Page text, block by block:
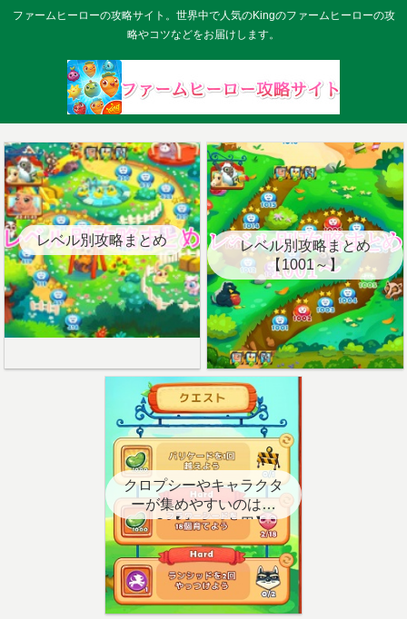
ファームヒーローの攻略サイト。世界中で人気のKingのファームヒーローの攻
略やコツなどをお届けします。
レベル別攻略まとめ
レベル別攻略まとめ
【1001～】
クロプシーやキャラクタ
ーが集めやすいのはど
こ？【クエスト用】